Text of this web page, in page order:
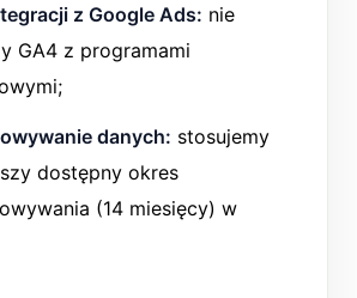
z Google Ads: nie
GA4 z programami
danych: stosujemy
dostępny okres
(14 miesięcy) w